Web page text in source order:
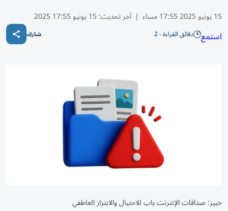
15 يونيو 2025 17:55 مساء | آخر تحديث:15 يونيو 17:55 2025
استمع دقائق القراءة - 2 شارك
خبير: صداقات الإنترنت باب للاحتيال والابتزاز العاطفي